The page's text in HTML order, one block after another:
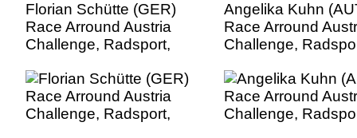
Florian Schütte (GER)
Race Arround Austria
Challenge, Radsport,
Angelika Kuhn
Race Arround
Challenge,